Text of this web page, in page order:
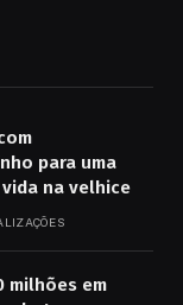
para uma
na velhice
milhões em